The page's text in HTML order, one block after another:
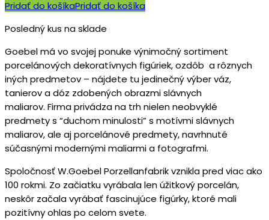
Pridať do košíkaPridať do košíka
Posledný kus na sklade
Goebel má vo svojej ponuke výnimočný sortiment
porcelánových dekoratívnych figúriek, ozdôb a rôznych
iných predmetov – nájdete tu jedinečný výber váz,
tanierov a dóz zdobených obrazmi slávnych
maliarov. Firma privádza na trh nielen neobvyklé
predmety s “duchom minulosti” s motívmi slávnych
maliarov, ale aj porcelánové predmety, navrhnuté
súčasnými modernými maliarmi a fotografmi.
Spoločnosť W.Goebel Porzellanfabrik vznikla pred viac ako
100 rokmi. Zo začiatku vyrábala len úžitkový porcelán,
neskôr začala vyrábať fascinujúce figúrky, ktoré mali
pozitívny ohlas po celom svete.